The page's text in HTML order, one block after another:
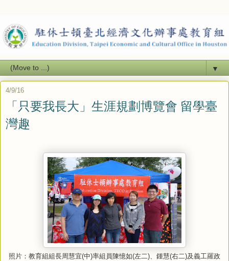
▼
4/9/16
「只要我長大」生涯規劃博覽會 留學臺
灣趣
照片：教育組組長周慧宜(中)率組員陳憶如(左二)、鍾慧(右二)及義工羅政